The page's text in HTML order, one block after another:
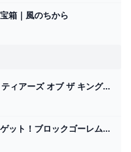
箱｜風のちから
賢者(ゼルダの伝説 ティアーズ オブ ザ キングダム) - アニヲタWiki(仮)【5/28更新】 - atwiki（アットウィキ）
西ハイラル空諸島の賢者の遺志をゲット！ブロックゴーレム（上等）の安全な倒し方 - YouTube